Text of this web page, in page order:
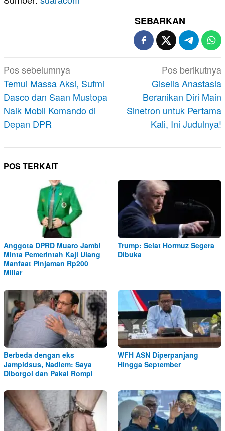
SEBARKAN
Navigasi
pos
Pos sebelumnya
Temui Massa Aksi, Sufmi
Dasco dan Saan Mustopa
Naik Mobil Komando di
Depan DPR
Pos berikutnya
Gisella Anastasia
Beranikan Diri Main
Sinetron untuk Pertama
Kali, Ini Judulnya!
POS TERKAIT
Anggota DPRD Muaro Jambi
Minta Pemerintah Kaji Ulang
Manfaat Pinjaman Rp200
Miliar
Trump: Selat Hormuz Segera
Dibuka
Berbeda dengan eks
Jampidsus, Nadiem: Saya
Diborgol dan Pakai Rompi
WFH ASN Diperpanjang
Hingga September